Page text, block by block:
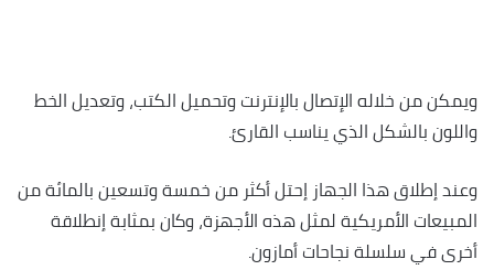
ويمكن من خلاله الإتصال بالإنترنت وتحميل الكتب، وتعديل الخط
واللون بالشكل الذي يناسب القارئ.
وعند إطلاق هذا الجهاز إحتل أكثر من خمسة وتسعين بالمائة من
المبيعات الأمريكية لمثل هذه الأجهزة، وكان بمثابة إنطلاقة
أخرى في سلسلة نجاحات أمازون.